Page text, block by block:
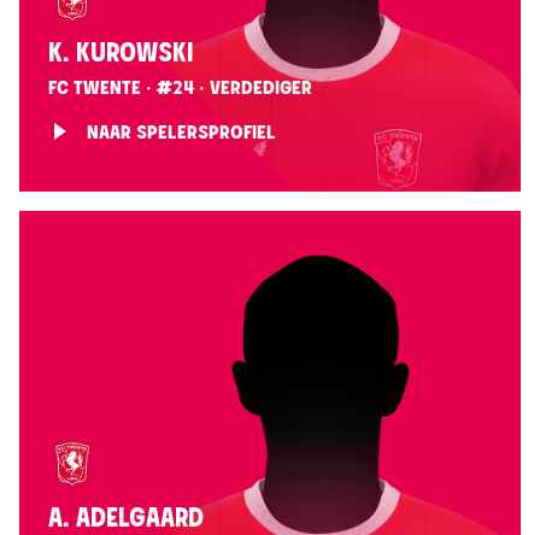
K. KUROWSKI
FC TWENTE · #24 · VERDEDIGER
NAAR SPELERSPROFIEL
A. ADELGAARD